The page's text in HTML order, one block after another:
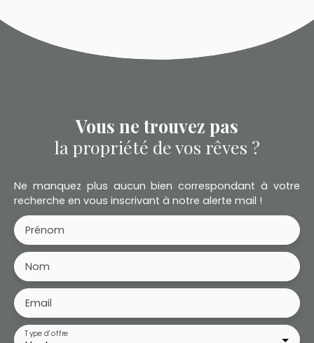
Vous ne trouvez pas
la propriété de vos rêves ?
Ne manquez plus aucun bien correspondant à votre
recherche en vous inscrivant à notre alerte mail !
Prénom
Nom
Email
Type d'offre